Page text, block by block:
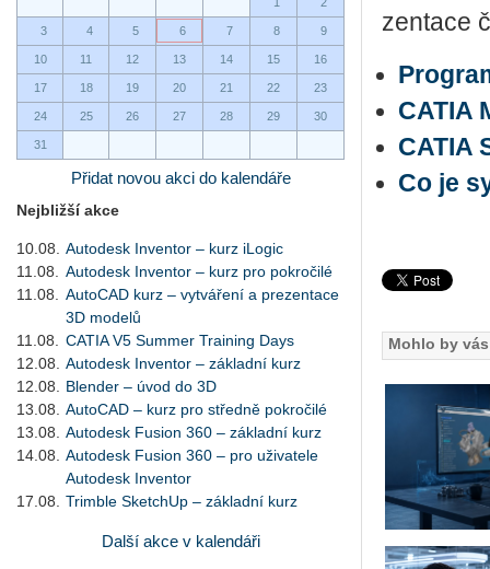
3 4 5 6 7 8 9
10 11 12 13 14 15 16
17 18 19 20 21 22 23
24 25 26 27 28 29 30
31
Přidat novou akci do kalendáře
Nejbližší akce
10.08.
Autodesk Inventor – kurz iLogic
11.08.
Autodesk Inventor – kurz pro pokročilé
11.08.
AutoCAD kurz – vytváření a prezentace
3D modelů
11.08.
CATIA V5 Summer Training Days
12.08.
Autodesk Inventor – základní kurz
12.08.
Blender – úvod do 3D
13.08.
AutoCAD – kurz pro středně pokročilé
13.08.
Autodesk Fusion 360 – základní kurz
14.08.
Autodesk Fusion 360 – pro uživatele
Autodesk Inventor
17.08.
Trimble SketchUp – základní kurz
Další akce v kalendáři
zen­ta­ce
CATIA
CATIA
Co je
Mohlo by